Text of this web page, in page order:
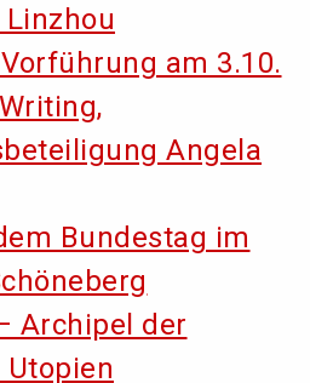
am 3.10.
Angela
Bundestag im
Archipel der